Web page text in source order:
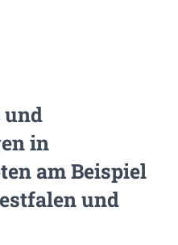
und
in
am Beispiel
und